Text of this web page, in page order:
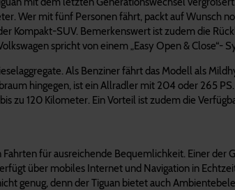
Wer mit fünf Personen fährt, packt auf Wunsch
Kompakt-SUV. Bemerkenswert ist zudem die
spricht von einem „Easy Open & Close“-
Als Benziner fährt das Modell als
hingegen, ist ein Allradler mit 204 oder 265
zu 120 Kilometer. Ein Vorteil ist zudem die
für ausreichende Bequemlichkeit. Einer
über mobiles Internet und Navigation in
genug, denn der Tiguan bietet auch